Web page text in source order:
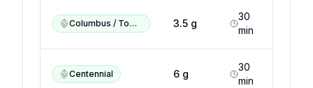
Columbus / Tomahawk / Zeus 3.5 g
30
min
Centennial 6 g
30
min